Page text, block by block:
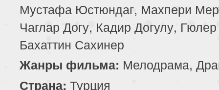
Мустафа Юстюндаг, Махпери
Чаглар Догу, Кадир Догулу,
Бахаттин Сахинер
Жанры фильма: Мелодрама,
Страна: Турция